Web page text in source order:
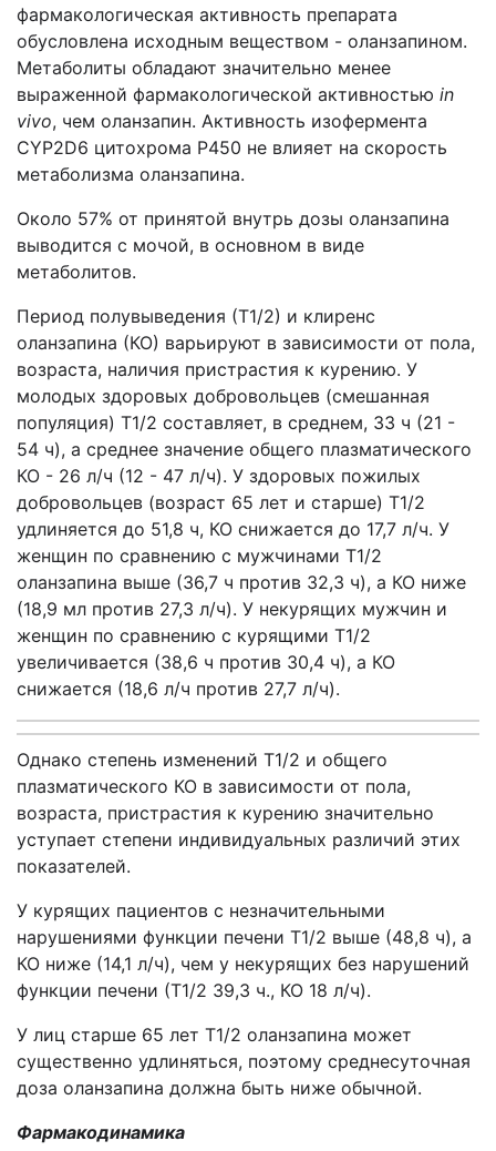
фармакологическая активность препарата
обусловлена исходным веществом - оланзапином.
Метаболиты обладают значительно менее
выраженной фармакологической активностью in
vivo, чем оланзапин. Активность изофермента
CYP2D6 цитохрома Р450 не влияет на скорость
метаболизма оланзапина.
Около 57% от принятой внутрь дозы оланзапина
выводится с мочой, в основном в виде
метаболитов.
Период полувыведения (Т1/2) и клиренс
оланзапина (КО) варьируют в зависимости от пола,
возраста, наличия пристрастия к курению. У
молодых здоровых добровольцев (смешанная
популяция) Т1/2 составляет, в среднем, 33 ч (21 -
54 ч), а среднее значение общего плазматического
КО - 26 л/ч (12 - 47 л/ч). У здоровых пожилых
добровольцев (возраст 65 лет и старше) Т1/2
удлиняется до 51,8 ч, КО снижается до 17,7 л/ч. У
женщин по сравнению с мужчинами Т1/2
оланзапина выше (36,7 ч против 32,3 ч), а КО ниже
(18,9 мл против 27,3 л/ч). У некурящих мужчин и
женщин по сравнению с курящими Т1/2
увеличивается (38,6 ч против 30,4 ч), а КО
снижается (18,6 л/ч против 27,7 л/ч).
Однако степень изменений Т1/2 и общего
плазматического КО в зависимости от пола,
возраста, пристрастия к курению значительно
уступает степени индивидуальных различий этих
показателей.
У курящих пациентов с незначительными
нарушениями функции печени Т1/2 выше (48,8 ч), а
КО ниже (14,1 л/ч), чем у некурящих без нарушений
функции печени (Т1/2 39,3 ч., КО 18 л/ч).
У лиц старше 65 лет Т1/2 оланзапина может
существенно удлиняться, поэтому среднесуточная
доза оланзапина должна быть ниже обычной.
Фармакодинамика